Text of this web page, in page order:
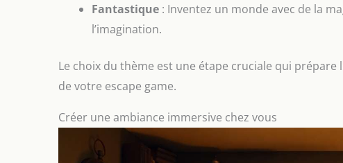
Fantastique : Inventez un monde avec de la
l’imagination.
Le choix du thème est une étape cruciale qui
de votre escape game.
Créer une ambiance immersive chez vous